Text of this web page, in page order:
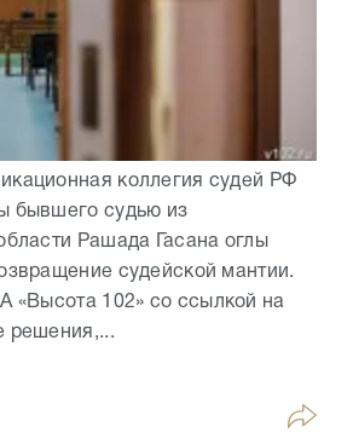
коллегия судей РФ
бывшего судью из
Рашада Гасана оглы
судейской мантии.
«Высота 102» со ссылкой на
решения,...